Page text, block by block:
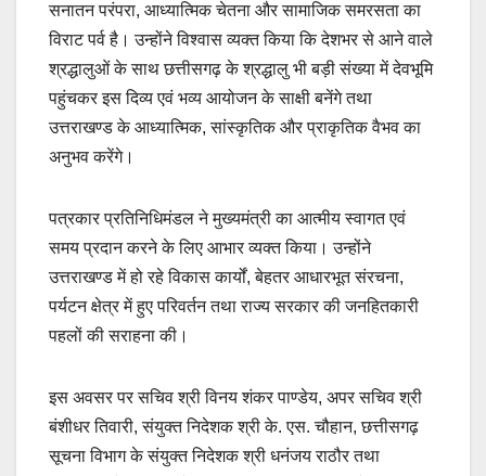
सनातन परंपरा, आध्यात्मिक चेतना और सामाजिक समरसता का
विराट पर्व है। उन्होंने विश्वास व्यक्त किया कि देशभर से आने वाले
श्रद्धालुओं के साथ छत्तीसगढ़ के श्रद्धालु भी बड़ी संख्या में देवभूमि
पहुंचकर इस दिव्य एवं भव्य आयोजन के साक्षी बनेंगे तथा
उत्तराखण्ड के आध्यात्मिक, सांस्कृतिक और प्राकृतिक वैभव का
अनुभव करेंगे।
पत्रकार प्रतिनिधिमंडल ने मुख्यमंत्री का आत्मीय स्वागत एवं
समय प्रदान करने के लिए आभार व्यक्त किया। उन्होंने
उत्तराखण्ड में हो रहे विकास कार्यों, बेहतर आधारभूत संरचना,
पर्यटन क्षेत्र में हुए परिवर्तन तथा राज्य सरकार की जनहितकारी
पहलों की सराहना की।
इस अवसर पर सचिव श्री विनय शंकर पाण्डेय, अपर सचिव श्री
बंशीधर तिवारी, संयुक्त निदेशक श्री के. एस. चौहान, छत्तीसगढ़
सूचना विभाग के संयुक्त निदेशक श्री धनंजय राठौर तथा